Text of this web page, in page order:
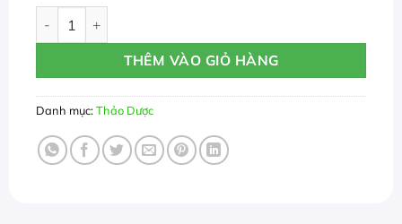
THÊM VÀO GIỎ HÀNG
Danh mục:Thảo Dược